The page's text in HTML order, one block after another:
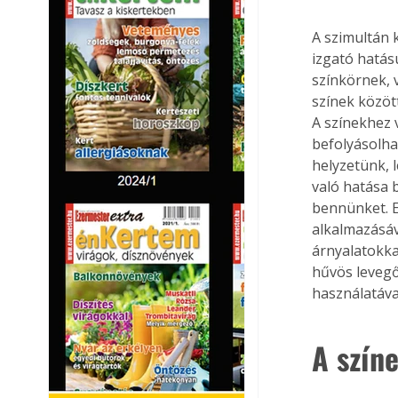
A szimultán
izgató
színkörnek,
színek
A színekhez
helyzetünk,
való hatása
bennünket.
hűvös
A